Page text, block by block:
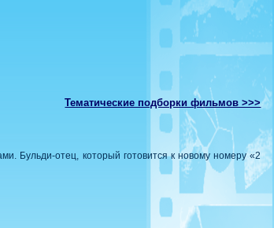
Тематические подборки фильмов >>>
Бульди-отец, который готовится к новому номеру «2